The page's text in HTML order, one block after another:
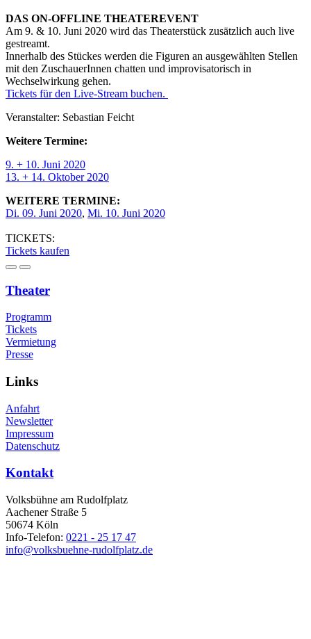
DAS ON-OFFLINE THEATEREVENT
Am 9. & 10. Juni 2020 wird das Theaterstück zusätzlich auch live
gestreamt.
Innerhalb des Stückes werden die Figuren an ausgewählten Stellen
mit den ZuschauerInnen chatten und improvisatorisch in
Wechselwirkung gehen.
Tickets für den Live-Stream buchen.
Veranstalter: Sebastian Feicht
Weitere Termine:
9. + 10. Juni 2020
13. + 14. Oktober 2020
WEITERE TERMINE:
Di. 09. Juni 2020, Mi. 10. Juni 2020
TICKETS:
Tickets kaufen
Theater
Programm
Tickets
Vermietung
Presse
Links
Anfahrt
Newsletter
Impressum
Datenschutz
Kontakt
Volksbühne am Rudolfplatz
Aachener Straße 5
50674 Köln
Info-Telefon: 0221 - 25 17 47
info@volksbuehne-rudolfplatz.de